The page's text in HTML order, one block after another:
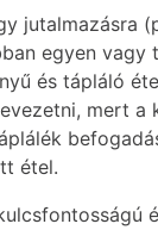
jutalmazásra
egyen
és tápláló
mert
étel.